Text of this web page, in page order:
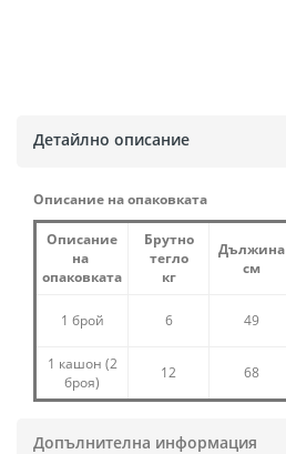
Детайлно описание
Описание на опаковката
Описание
на
опаковката
Брутно
тегло
кг
Дължина
см
1 брой 6 49
1 кашон (2
броя)
12 68
Допълнителна информация